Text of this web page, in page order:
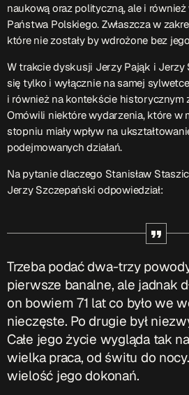
search
ON AIR
Serwis Informacyjny
Upcoming shows
Gdzie TymRazem?
17:00 - 17:05
naukową oraz polityczną, ale i
Państwa Polskiego. Zwłaszcza w
które nie zostały by wdrożone bez
W trakcie dyskusji Jerzy Pająk i
się tylko i wyłącznie na samej
i również na kontekście historycznym
Omówili niektóre wydarzenia, które w
stopniu miały wpływ na
podejmowanych działań.
Na pytanie dlaczego Stanisław
Jerzy Szczepański odpowiedział:
Trzeba podać dwa-trzy
pierwsze banalne, ale jadnak
on bowiem 71 lat co było we
nieczęste. Po drugie był
Całe jego życie wygląda tak
wielka praca, od świtu do
wielość jego dokonań.